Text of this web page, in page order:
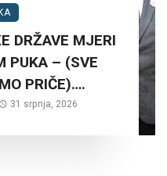
DRŽAVE MJERI
PUKA – (SVE
PRIČE)….
31 srpnja, 2026